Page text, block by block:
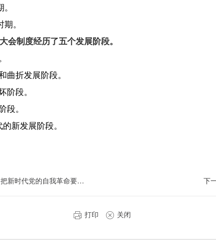
。
会制度经历了五个发展阶段。
曲折发展阶段。
阶段。
段。
新发展阶段。
自我革命要求进一步落实到位 下
打印 关闭